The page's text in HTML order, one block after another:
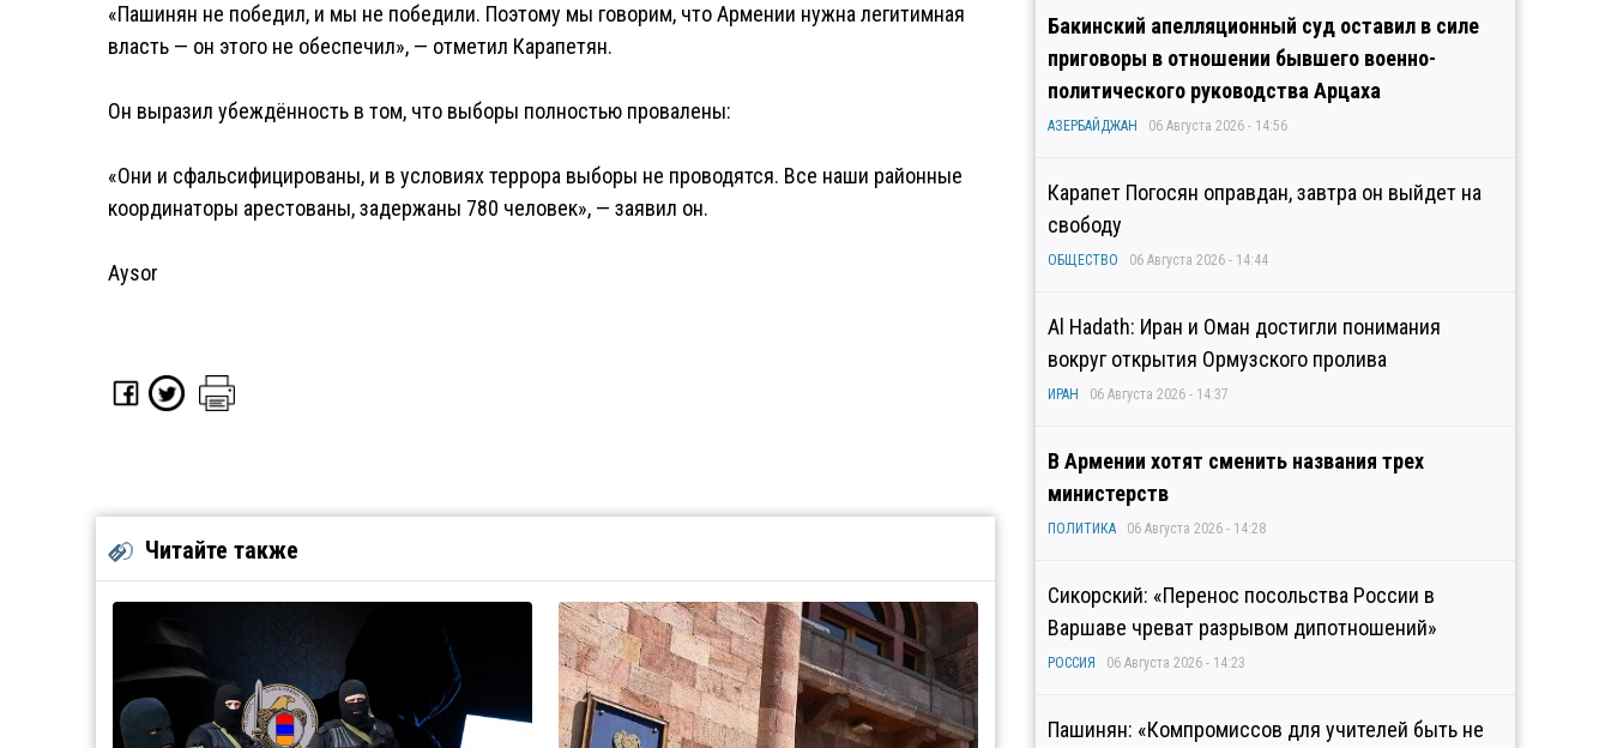
«Пашинян не победил, и мы не победили. Поэтому мы говорим, что Армении нужна легитимная
власть — он этого не обеспечил», — отметил Карапетян.
Он выразил убеждённость в том, что выборы полностью провалены:
«Они и сфальсифицированы, и в условиях террора выборы не проводятся. Все наши районные
координаторы арестованы, задержаны 780 человек», — заявил он.
Aysor
Читайте также
Бакинский апелляционный суд оставил в силе
приговоры в отношении бывшего военно-
политического руководства Арцаха
АЗЕРБАЙДЖАН 06 Августа 2026 - 14:56
Карапет Погосян оправдан, завтра он выйдет на
свободу
ОБЩЕСТВО 06 Августа 2026 - 14:44
Al Hadath: Иран и Оман достигли понимания
вокруг открытия Ормузского пролива
ИРАН 06 Августа 2026 - 14:37
В Армении хотят сменить названия трех
министерств
ПОЛИТИКА 06 Августа 2026 - 14:28
Сикорский: «Перенос посольства России в
Варшаве чреват разрывом дипотношений»
РОССИЯ 06 Августа 2026 - 14:23
Пашинян: «Компромиссов для учителей быть не